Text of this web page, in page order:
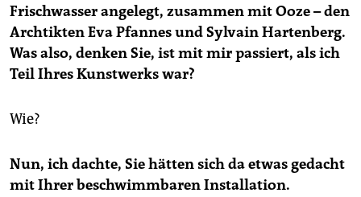
Frischwasser angelegt, zusammen mit Ooze – den
Archtikten Eva Pfannes und Sylvain Hartenberg.
Was also, denken Sie, ist mit mir passiert, als ich
Teil Ihres Kunstwerks war?
Wie?
Nun, ich dachte, Sie hätten sich da etwas gedacht
mit Ihrer beschwimmbaren Installation.